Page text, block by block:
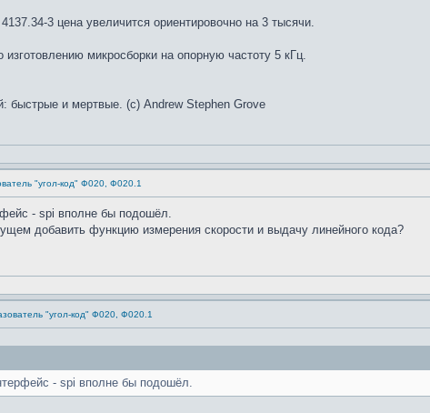
3 цена увеличится ориентировочно на 3 тысячи.
микросборки на опорную частоту 5 кГц.
быстрые и мертвые. (с) Andrew Stephen Grove
"угол-код" Ф020, Ф020.1
- spi вполне бы подошёл.
добавить функцию измерения скорости и выдачу линейного кода?
"угол-код" Ф020, Ф020.1
- spi вполне бы подошёл.